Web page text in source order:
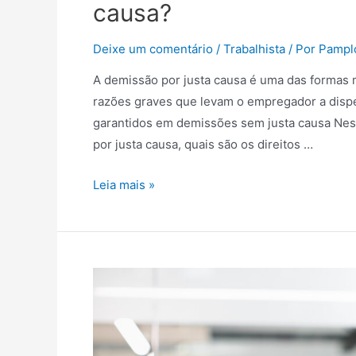
causa?
Deixe um comentário / Trabalhista / Por
A demissão por justa causa é uma das
razões graves que levam o empregador a
garantidos em demissões sem justa causa
por justa causa, quais são os direitos …
Leia mais »